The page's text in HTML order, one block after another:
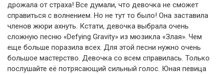
дрожала от страха! Все думали, что девочка не сможет
справиться с волнением. Но не тут то было! Она заставила
членов жюри ахнуть. Кстати, девочка выбрала очень
сложную песню «Defying Gravity» из мюзикла «Злая». Чем
еще больше поразила всех. Для этой песни нужно очень
большое мастерство. Девочка со всем справилась. Только
послушайте её потрясающий сильный голос. Юная певица